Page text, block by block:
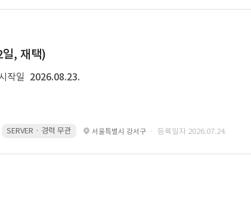
, 재택)
작일 2026.08.23.
SERVER · 경력 무관 서울특별시 강서구 · 등록일자 2026.07.24.